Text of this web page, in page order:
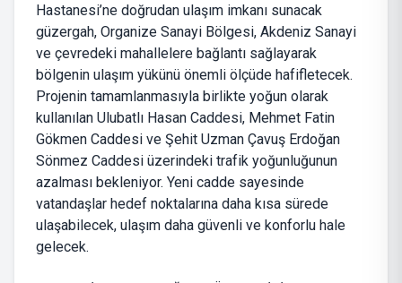
Hastanesi’ne doğrudan ulaşım imkanı sunacak
güzergah, Organize Sanayi Bölgesi, Akdeniz Sanayi
ve çevredeki mahallelere bağlantı sağlayarak
bölgenin ulaşım yükünü önemli ölçüde hafifletecek.
Projenin tamamlanmasıyla birlikte yoğun olarak
kullanılan Ulubatlı Hasan Caddesi, Mehmet Fatin
Gökmen Caddesi ve Şehit Uzman Çavuş Erdoğan
Sönmez Caddesi üzerindeki trafik yoğunluğunun
azalması bekleniyor. Yeni cadde sayesinde
vatandaşlar hedef noktalarına daha kısa sürede
ulaşabilecek, ulaşım daha güvenli ve konforlu hale
gelecek.